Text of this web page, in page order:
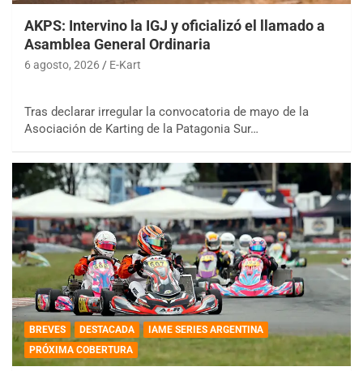
AKPS: Intervino la IGJ y oficializó el llamado a
Asamblea General Ordinaria
6 agosto, 2026 E-Kart
Tras declarar irregular la convocatoria de mayo de la
Asociación de Karting de la Patagonia Sur…
BREVES DESTACADA
IAME SERIES ARGENTINA
PRÓXIMA COBERTURA